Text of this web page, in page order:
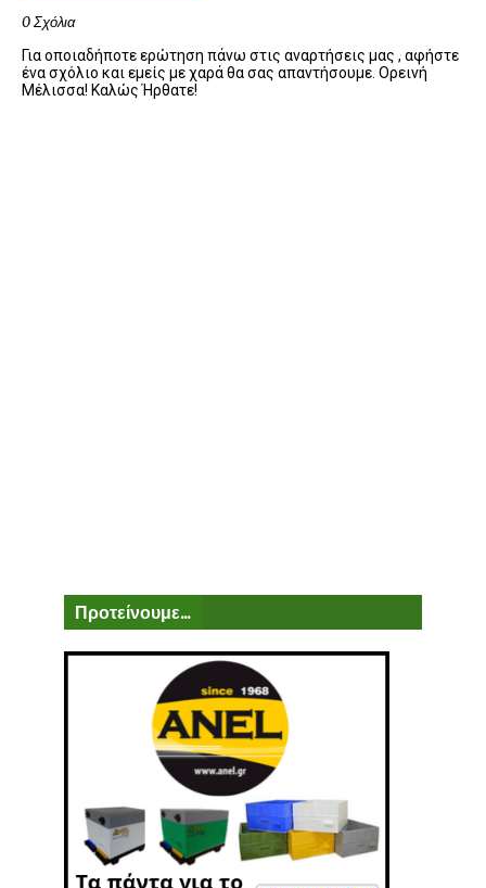
0 Σχόλια
Για οποιαδήποτε ερώτηση πάνω στις αναρτήσεις μας , αφήστε
ένα σχόλιο και εμείς με χαρά θα σας απαντήσουμε. Ορεινή
Μέλισσα! Καλώς Ήρθατε!
Προτείνουμε...